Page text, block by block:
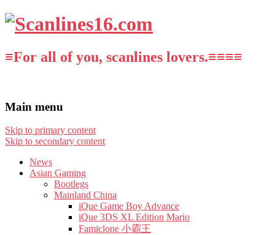
≡For all of you, scanlines lovers.≡≡≡≡
Main menu
Skip to primary content
Skip to secondary content
News
Asian Gaming
Bootlegs
Mainland China
iQue Game Boy Advance
iQue 3DS XL Edition Mario
Famiclone 小霸王